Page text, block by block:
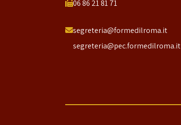
06 86 21 81 71
segreteria@formedilroma.it
segreteria@pec.formedilroma.it